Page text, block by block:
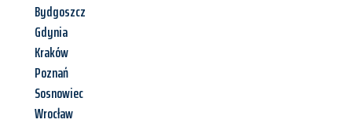
Bydgoszcz
Gdynia
Kraków
Poznań
Sosnowiec
Wrocław